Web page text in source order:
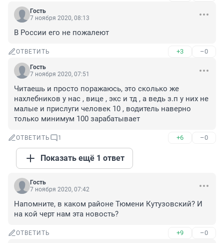
Гость
7 ноября 2020, 08:13
В России его не пожалеют
ОТВЕТИТЬ +3 –0
Гость
7 ноября 2020, 07:51
Читаешь и просто поражаюсь, это сколько же
нахлебников у нас , вице , экс и тд , а ведь з.п у них не
малые и прислуги человек 10 , водитель наверно
только минимум 100 зарабатывает
ОТВЕТИТЬ 1 +6 –0
Показать ещё 1 ответ
Гость
7 ноября 2020, 07:42
Напомните, в каком районе Тюмени Кутузовский? И
на кой черт нам эта новость?
ОТВЕТИТЬ +9 –0